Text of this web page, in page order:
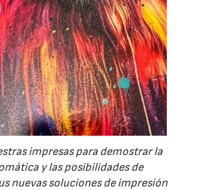
impresas para demostrar la
y las posibilidades de
nuevas soluciones de impresión